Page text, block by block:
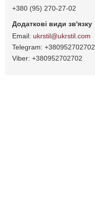
+380 (95) 270-27-02
ukrstil@ukrstil.com
+380952702702
+380952702702